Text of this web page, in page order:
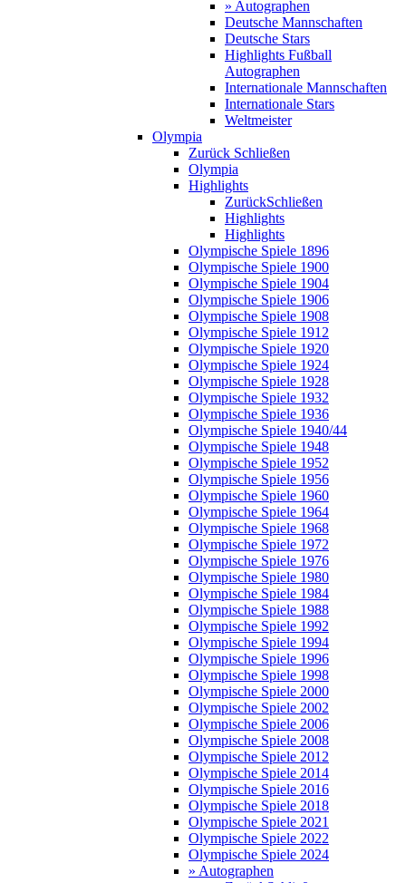
» Autographen
Deutsche Mannschaften
Deutsche Stars
Highlights Fußball
Autographen
Internationale Mannschaften
Internationale Stars
Weltmeister
Olympia
Zurück Schließen
Olympia
Highlights
ZurückSchließen
Highlights
Highlights
Olympische Spiele 1896
Olympische Spiele 1900
Olympische Spiele 1904
Olympische Spiele 1906
Olympische Spiele 1908
Olympische Spiele 1912
Olympische Spiele 1920
Olympische Spiele 1924
Olympische Spiele 1928
Olympische Spiele 1932
Olympische Spiele 1936
Olympische Spiele 1940/44
Olympische Spiele 1948
Olympische Spiele 1952
Olympische Spiele 1956
Olympische Spiele 1960
Olympische Spiele 1964
Olympische Spiele 1968
Olympische Spiele 1972
Olympische Spiele 1976
Olympische Spiele 1980
Olympische Spiele 1984
Olympische Spiele 1988
Olympische Spiele 1992
Olympische Spiele 1994
Olympische Spiele 1996
Olympische Spiele 1998
Olympische Spiele 2000
Olympische Spiele 2002
Olympische Spiele 2006
Olympische Spiele 2008
Olympische Spiele 2012
Olympische Spiele 2014
Olympische Spiele 2016
Olympische Spiele 2018
Olympische Spiele 2021
Olympische Spiele 2022
Olympische Spiele 2024
» Autographen